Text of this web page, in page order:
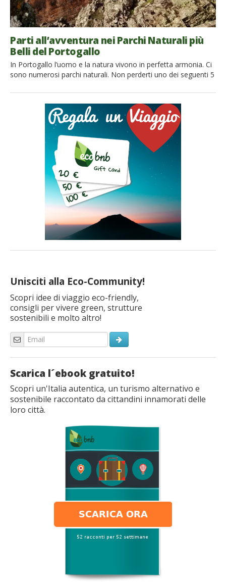
Unisciti alla Eco-Community!
Scopri idee di viaggio eco-friendly,
consigli per vivere green, strutture
sostenibili e molto altro!
Scarica l´ebook gratuito!
Scopri un'Italia autentica, un turismo alternativo e
sostenibile raccontato da cittandini innamorati delle
loro città.
Parti all’avventura nei Parchi Naturali più
Belli del Portogallo
In Portogallo l’uomo e la natura vivono in perfetta armonia. Ci
sono numerosi parchi naturali. Non perderti uno dei seguenti 5
fuga dalla città e un’immersione completa nella natura
portoghese! 1. Parco Naturale di Peneda-Gerês Il parco
naturale di Peneda-Geres è uno dei parchi naturali più belli del